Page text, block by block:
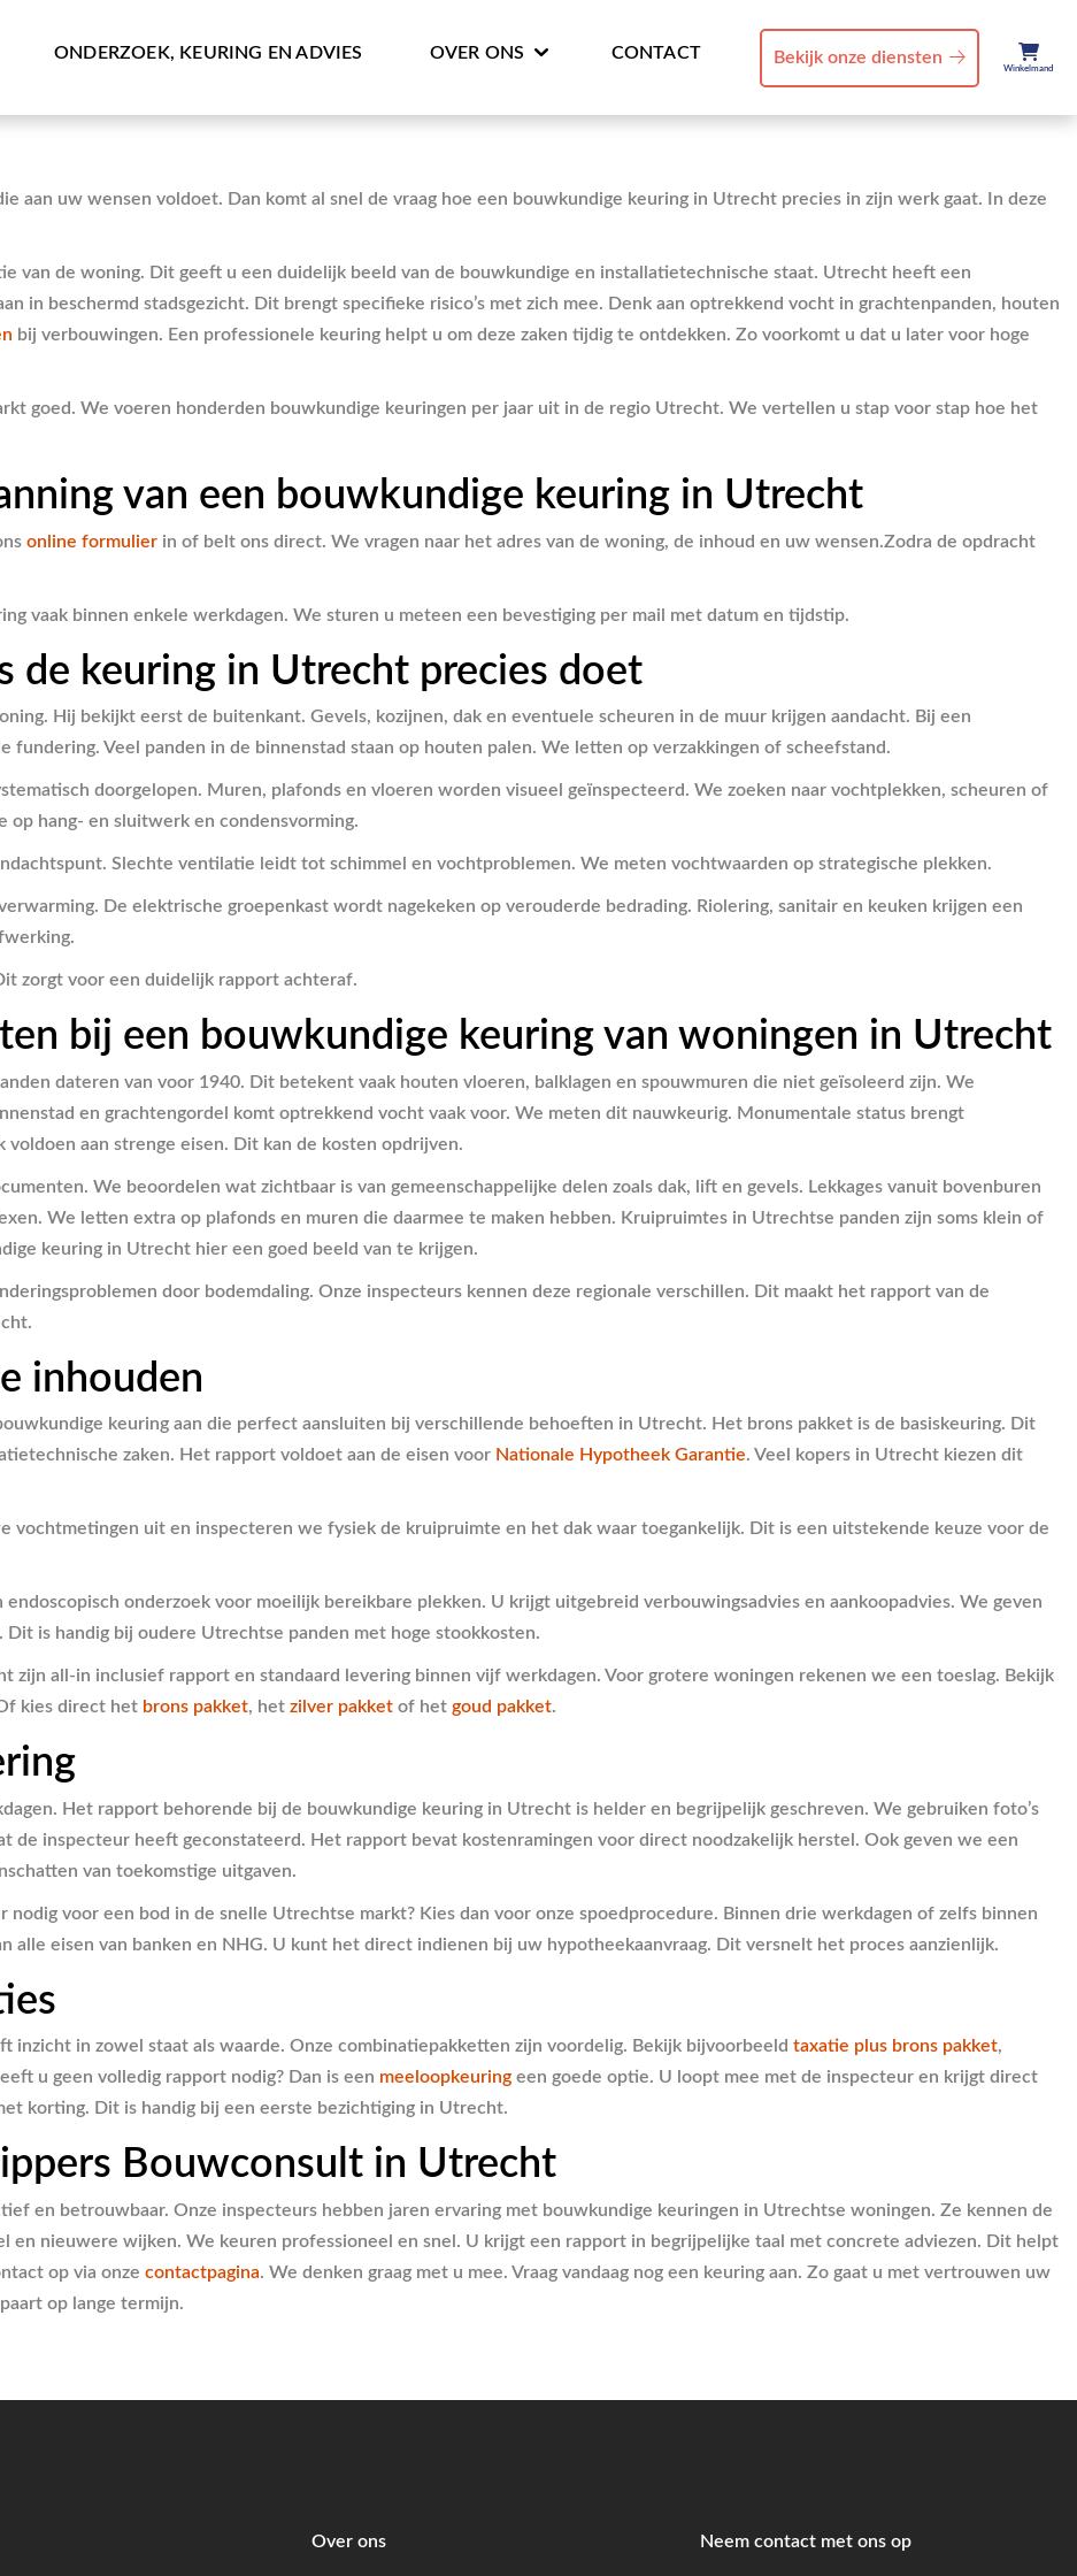
ONDERZOEK, KEURING EN ADVIES OVER ONS CONTACT
Winkelmand
Bekijk onze diensten
aan uw wensen voldoet. Dan komt al snel de vraag hoe een bouwkundige keuring in Utrecht precies in zijn werk gaat. In deze
van de woning. Dit geeft u een duidelijk beeld van de bouwkundige en installatietechnische staat. Utrecht heeft een
in beschermd stadsgezicht. Dit brengt specifieke risico’s met zich mee. Denk aan optrekkend vocht in grachtenpanden, houten
bij verbouwingen. Een professionele keuring helpt u om deze zaken tijdig te ontdekken. Zo voorkomt u dat u later voor hoge
goed. We voeren honderden bouwkundige keuringen per jaar uit in de regio Utrecht. We vertellen u stap voor stap hoe het
van een bouwkundige keuring in Utrecht
online formulier in of belt ons direct. We vragen naar het adres van de woning, de inhoud en uw wensen.Zodra de opdracht
vaak binnen enkele werkdagen. We sturen u meteen een bevestiging per mail met datum en tijdstip.
de keuring in Utrecht precies doet
Hij bekijkt eerst de buitenkant. Gevels, kozijnen, dak en eventuele scheuren in de muur krijgen aandacht. Bij een
Veel panden in de binnenstad staan op houten palen. We letten op verzakkingen of scheefstand.
doorgelopen. Muren, plafonds en vloeren worden visueel geïnspecteerd. We zoeken naar vochtplekken, scheuren of
hang- en sluitwerk en condensvorming.
Slechte ventilatie leidt tot schimmel en vochtproblemen. We meten vochtwaarden op strategische plekken.
De elektrische groepenkast wordt nagekeken op verouderde bedrading. Riolering, sanitair en keuken krijgen een
zorgt voor een duidelijk rapport achteraf.
bij een bouwkundige keuring van woningen in Utrecht
dateren van voor 1940. Dit betekent vaak houten vloeren, balklagen en spouwmuren die niet geïsoleerd zijn. We
en grachtengordel komt optrekkend vocht vaak voor. We meten dit nauwkeurig. Monumentale status brengt
aan strenge eisen. Dit kan de kosten opdrijven.
We beoordelen wat zichtbaar is van gemeenschappelijke delen zoals dak, lift en gevels. Lekkages vanuit bovenburen
We letten extra op plafonds en muren die daarmee te maken hebben. Kruipruimtes in Utrechtse panden zijn soms klein of
keuring in Utrecht hier een goed beeld van te krijgen.
door bodemdaling. Onze inspecteurs kennen deze regionale verschillen. Dit maakt het rapport van de
inhouden
keuring aan die perfect aansluiten bij verschillende behoeften in Utrecht. Het brons pakket is de basiskeuring. Dit
zaken. Het rapport voldoet aan de eisen voor Nationale Hypotheek Garantie. Veel kopers in Utrecht kiezen dit
vochtmetingen uit en inspecteren we fysiek de kruipruimte en het dak waar toegankelijk. Dit is een uitstekende keuze voor de
onderzoek voor moeilijk bereikbare plekken. U krijgt uitgebreid verbouwingsadvies en aankoopadvies. We geven
is handig bij oudere Utrechtse panden met hoge stookkosten.
zijn all-in inclusief rapport en standaard levering binnen vijf werkdagen. Voor grotere woningen rekenen we een toeslag. Bekijk
kies direct het brons pakket, het zilver pakket of het goud pakket.
Het rapport behorende bij de bouwkundige keuring in Utrecht is helder en begrijpelijk geschreven. We gebruiken foto’s
de inspecteur heeft geconstateerd. Het rapport bevat kostenramingen voor direct noodzakelijk herstel. Ook geven we een
van toekomstige uitgaven.
voor een bod in de snelle Utrechtse markt? Kies dan voor onze spoedprocedure. Binnen drie werkdagen of zelfs binnen
alle eisen van banken en NHG. U kunt het direct indienen bij uw hypotheekaanvraag. Dit versnelt het proces aanzienlijk.
inzicht in zowel staat als waarde. Onze combinatiepakketten zijn voordelig. Bekijk bijvoorbeeld taxatie plus brons pakket,
u geen volledig rapport nodig? Dan is een meeloopkeuring een goede optie. U loopt mee met de inspecteur en krijgt direct
korting. Dit is handig bij een eerste bezichtiging in Utrecht.
Bouwconsult in Utrecht
en betrouwbaar. Onze inspecteurs hebben jaren ervaring met bouwkundige keuringen in Utrechtse woningen. Ze kennen de
en nieuwere wijken. We keuren professioneel en snel. U krijgt een rapport in begrijpelijke taal met concrete adviezen. Dit helpt
op via onze contactpagina. We denken graag met u mee. Vraag vandaag nog een keuring aan. Zo gaat u met vertrouwen uw
op lange termijn.
Over ons Neem contact met ons op